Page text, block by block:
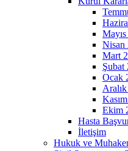
Nisan
Mart
Şubat
Ocak
Ekim
Hasta
İletişim
Hukuk ve